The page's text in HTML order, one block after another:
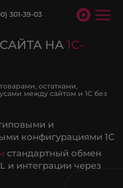
301-39-03
НА 1С-
остатками,
между сайтом и 1С без
и
конфигурациями 1С
стандартный обмен
и интеграции через